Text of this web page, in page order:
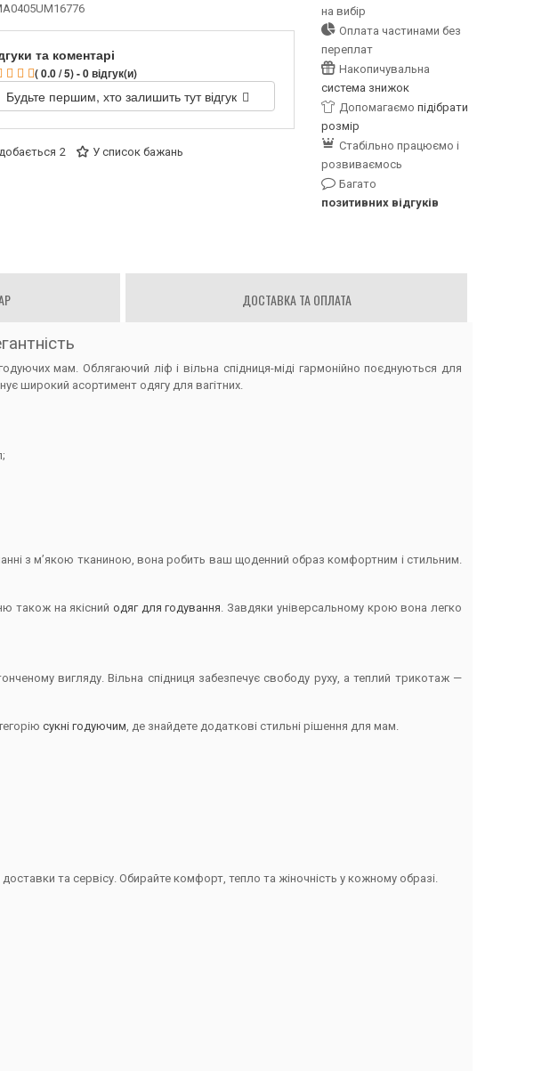
та коментарі
( 0.0 / 5) - 0 відгук(и)
Будьте першим, хто залишить тут відгук
2 У список бажань
на вибір
Оплата частинами без
переплат
Накопичувальна
система знижок
Допомагаємо підібрати
розмір
Стабільно працюємо і
розвиваємось
Багато
позитивних відгуків
ДОСТАВКА ТА ОПЛАТА
мам. Облягаючий ліф і вільна спідниця-міді гармонійно поєднуються для
широкий асортимент одягу для вагітних.
з м’якою тканиною, вона робить ваш щоденний образ комфортним і стильним.
також на якісний одяг для годування. Завдяки універсальному крою вона легко
вигляду. Вільна спідниця забезпечує свободу руху, а теплий трикотаж —
сукні годуючим, де знайдете додаткові стильні рішення для мам.
доставки та сервісу. Обирайте комфорт, тепло та жіночність у кожному образі.